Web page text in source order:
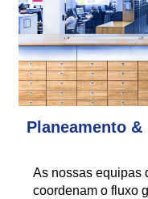
Planeamento
As nossas equipas
coordenam o fluxo